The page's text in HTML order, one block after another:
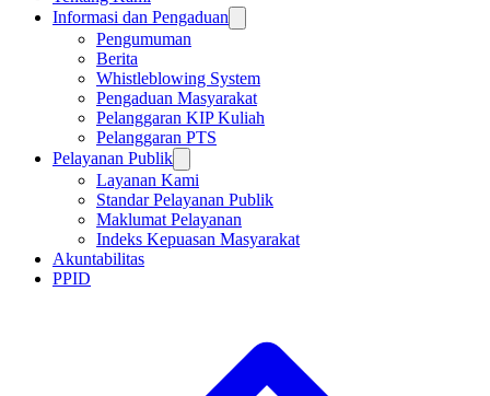
Informasi dan Pengaduan
Pengumuman
Berita
Whistleblowing System
Pengaduan Masyarakat
Pelanggaran KIP Kuliah
Pelanggaran PTS
Pelayanan Publik
Layanan Kami
Standar Pelayanan Publik
Maklumat Pelayanan
Indeks Kepuasan Masyarakat
Akuntabilitas
PPID